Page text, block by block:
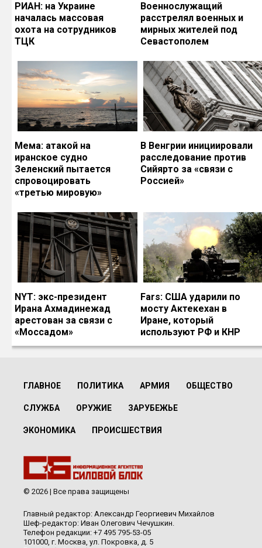
РИАН: на Украине
началась массовая
охота на сотрудников
ТЦК
Военнослужащий
расстрелял военных и
мирных жителей под
Севастополем
Мема: атакой на
иранское судно
Зеленский пытается
спровоцировать
«третью мировую»
В Венгрии инициировали
расследование против
Сийярто за «связи с
Россией»
NYT: экс-президент
Ирана Ахмадинежад
арестован за связи с
«Моссадом»
Fars: США ударили по
мосту Актекехан в
Иране, который
используют РФ и КНР
ГЛАВНОЕ ПОЛИТИКА АРМИЯ ОБЩЕСТВО
СЛУЖБА ОРУЖИЕ ЗАРУБЕЖЬЕ
ЭКОНОМИКА ПРОИСШЕСТВИЯ
© 2026 | Все права защищены
Главный редактор: Александр Георгиевич Михайлов
Шеф-редактор: Иван Олегович Чечушкин.
Телефон редакции: +7 495 795-53-05
101000, г. Москва, ул. Покровка, д. 5